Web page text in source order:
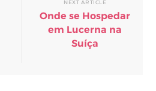
NEXT ARTICLE
Onde se Hospedar
em Lucerna na
Suíça